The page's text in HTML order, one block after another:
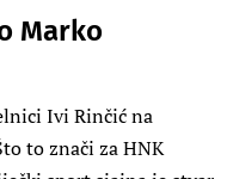
Marko
Ivi Rinčić na
to znači za HNK